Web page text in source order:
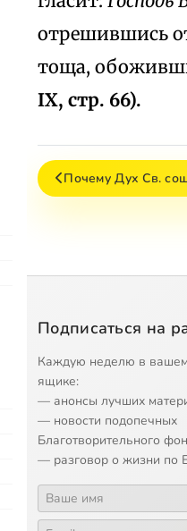
отрешившись
тоща,
IX, стр. 66).
Почему Дух Св.
Подписаться на
Каждую неделю в
ящике:
— анонсы лучших
— новости подопечных
Благотворительного
— разговор о жизни по